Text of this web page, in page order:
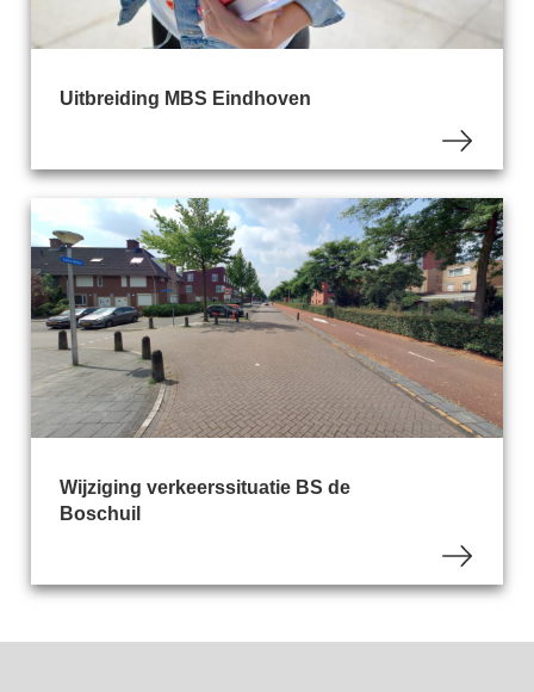
Uitbreiding MBS Eindhoven
Wijziging verkeerssituatie BS de
Boschuil